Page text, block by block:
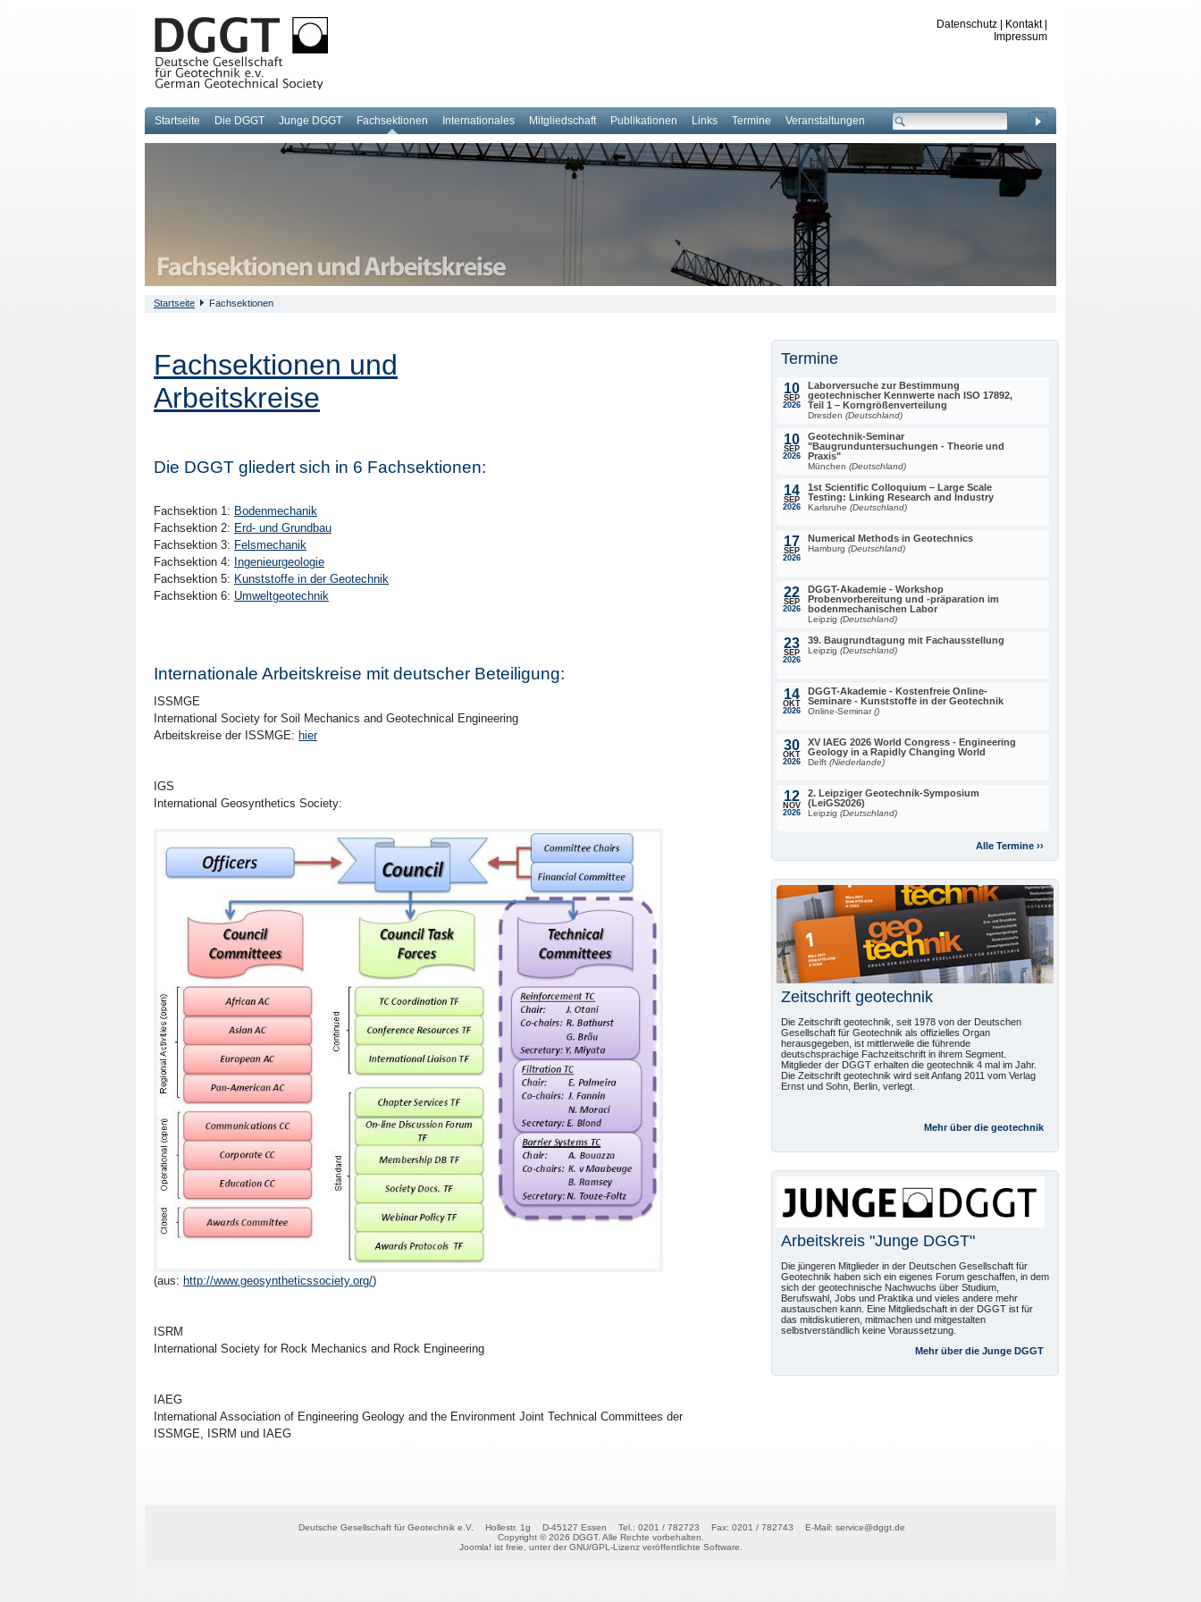
Datenschutz Kontakt|
Impressum
Startseite Die DGGT Junge DGGT Fachsektionen Internationales Mitgliedschaft Publikationen Links Termine Veranstaltungen
Startseite Fachsektionen
Fachsektionen und
Arbeitskreise
Die DGGT gliedert sich in 6 Fachsektionen:
Fachsektion 1: Bodenmechanik
Fachsektion 2: Erd- und Grundbau
Fachsektion 3: Felsmechanik
Fachsektion 4: Ingenieurgeologie
Fachsektion 5: Kunststoffe in der Geotechnik
Fachsektion 6: Umweltgeotechnik
Internationale Arbeitskreise mit deutscher Beteiligung:
ISSMGE
International Society for Soil Mechanics and Geotechnical Engineering
Arbeitskreise der ISSMGE: hier
IGS
International Geosynthetics Society:
(aus: http://www.geosyntheticssociety.org/)
ISRM
International Society for Rock Mechanics and Rock Engineering
IAEG
International Association of Engineering Geology and the Environment Joint Technical Committees der
ISSMGE, ISRM und IAEG
Termine
10
SEP
2026
Laborversuche zur Bestimmung
geotechnischer Kennwerte nach ISO 17892,
Teil 1 – Korngrößenverteilung
Dresden (Deutschland)
10
SEP
2026
Geotechnik-Seminar
"Baugrunduntersuchungen - Theorie und
Praxis"
München (Deutschland)
14
SEP
2026
1st Scientific Colloquium – Large Scale
Testing: Linking Research and Industry
Karlsruhe (Deutschland)
17
SEP
2026
Numerical Methods in Geotechnics
Hamburg (Deutschland)
22
SEP
2026
DGGT-Akademie - Workshop
Probenvorbereitung und -präparation im
bodenmechanischen Labor
Leipzig (Deutschland)
23
SEP
2026
39. Baugrundtagung mit Fachausstellung
Leipzig (Deutschland)
14
OKT
2026
DGGT-Akademie - Kostenfreie Online-
Seminare - Kunststoffe in der Geotechnik
Online-Seminar()
30
OKT
2026
XV IAEG 2026 World Congress - Engineering
Geology in a Rapidly Changing World
Delft (Niederlande)
12
NOV
2026
2. Leipziger Geotechnik-Symposium
(LeiGS2026)
Leipzig (Deutschland)
Alle Termine ››
Zeitschrift geotechnik
Die Zeitschrift geotechnik, seit 1978 von der Deutschen
Gesellschaft für Geotechnik als offizielles Organ
herausgegeben, ist mittlerweile die führende
deutschsprachige Fachzeitschrift in ihrem Segment.
Mitglieder der DGGT erhalten die geotechnik 4 mal im Jahr.
Die Zeitschrift geotechnik wird seit Anfang 2011 vom Verlag
Ernst und Sohn, Berlin, verlegt.
Mehr über die geotechnik
Arbeitskreis "Junge DGGT"
Die jüngeren Mitglieder in der Deutschen Gesellschaft für
Geotechnik haben sich ein eigenes Forum geschaffen, in dem
sich der geotechnische Nachwuchs über Studium,
Berufswahl, Jobs und Praktika und vieles andere mehr
austauschen kann. Eine Mitgliedschaft in der DGGT ist für
das mitdiskutieren, mitmachen und mitgestalten
selbstverständlich keine Voraussetzung.
Mehr über die Junge DGGT
Deutsche Gesellschaft für Geotechnik e.V. Hollestr. 1g D-45127 Essen Tel.: 0201 / 782723 Fax: 0201 / 782743
E-Mail: service@dggt.de
Copyright © 2026 DGGT. Alle Rechte vorbehalten.
Joomla! ist freie, unter der GNU/GPL-Lizenzveröffentlichte Software.